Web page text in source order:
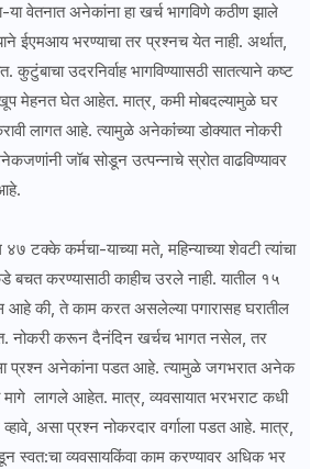
वेतनात अनेकांना हा खर्च भागविणे कठीण झाले
ईएमआय भरण्याचा तर प्रश्नच येत नाही. अर्थात,
उदरनिर्वाह भागविण्याासठी सातत्याने कष्ट
मेहनत घेत आहेत. मात्र, कमी मोबदल्यामुळे घर
लागत आहे. त्यामुळे अनेकांंच्या डोक्यात नोकरी
जॉब सोडून उत्पन्नाचे स्रोत वाढविण्यावर
टक्के कर्मचा-याच्या मते, महिन्याच्या शेवटी त्यांचा
बचत करण्यासाठी काहीच उरले नाही. यातील १५
आहे की, ते काम करत असलेल्या पगारासह घरातील
नोकरी करून दैनंदिन खर्चच भागत नसेल, तर
प्रश्न अनेकांना पडत आहे. त्यामुळे जगभरात अनेक
मागे लागले आहेत. मात्र, व्यवसायात भरभराट कधी
असा प्रश्न नोकरदार वर्गाला पडत आहे. मात्र,
स्वत:चा व्यवसायकिंवा काम करण्यावर अधिक भर